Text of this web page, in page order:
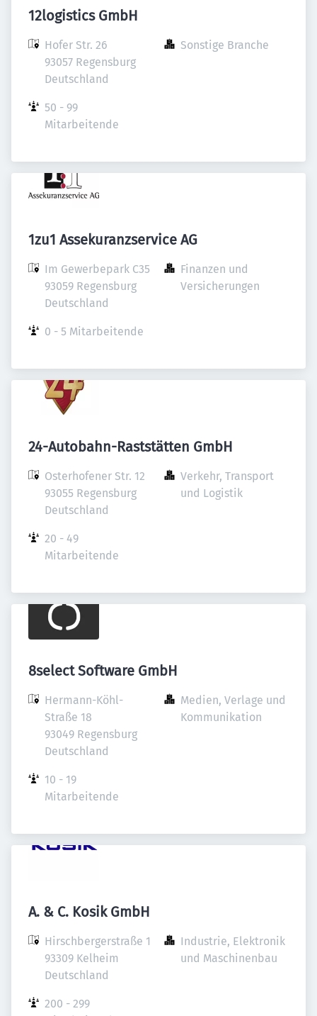
12logistics GmbH
Hofer Str. 26
93057 Regensburg
Deutschland
Sonstige Branche
50 - 99
Mitarbeitende
1zu1 Assekuranzservice AG
Im Gewerbepark C35
93059 Regensburg
Deutschland
Finanzen und
Versicherungen
0 - 5 Mitarbeitende
24-Autobahn-Raststätten GmbH
Osterhofener Str. 12
93055 Regensburg
Deutschland
Verkehr, Transport
und Logistik
20 - 49
Mitarbeitende
8select Software GmbH
Hermann-Köhl-
Straße 18
93049 Regensburg
Deutschland
Medien, Verlage und
Kommunikation
10 - 19
Mitarbeitende
A. & C. Kosik GmbH
Hirschbergerstraße 1
93309 Kelheim
Deutschland
Industrie, Elektronik
und Maschinenbau
200 - 299